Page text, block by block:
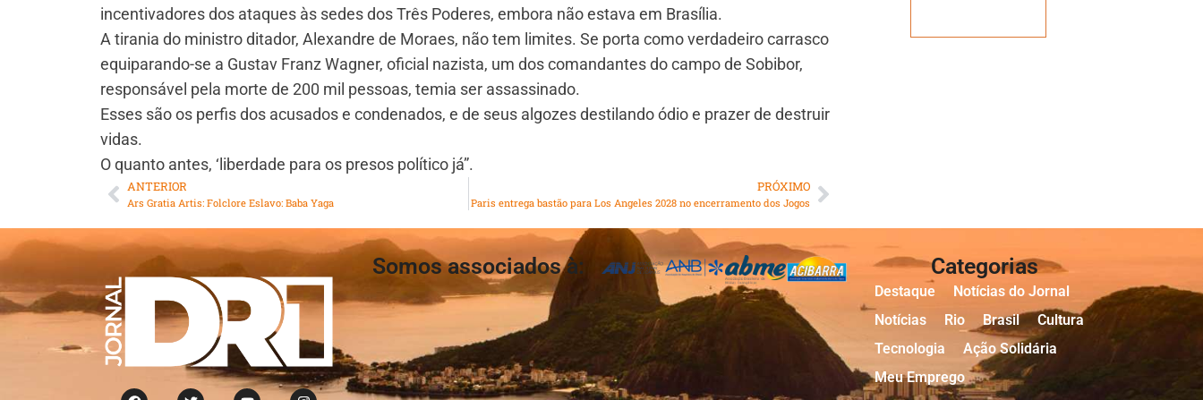
incentivadores dos ataques às sedes dos Três Poderes, embora não estava em Brasília.
A tirania do ministro ditador, Alexandre de Moraes, não tem limites. Se porta como verdadeiro carrasco
equiparando-se a Gustav Franz Wagner, oficial nazista, um dos comandantes do campo de Sobibor,
responsável pela morte de 200 mil pessoas, temia ser assassinado.
Esses são os perfis dos acusados e condenados, e de seus algozes destilando ódio e prazer de destruir
vidas.
O quanto antes, ‘liberdade para os presos político já”.
ANTERIOR
Ars Gratia Artis: Folclore Eslavo: Baba Yaga
PRÓXIMO
Paris entrega bastão para Los Angeles 2028 no encerramento dos Jogos
Somos associados à: Categorias
Destaque
Notícias do Jornal
Notícias
Rio Brasil
Cultura
Tecnologia
Ação Solidária
Meu Emprego